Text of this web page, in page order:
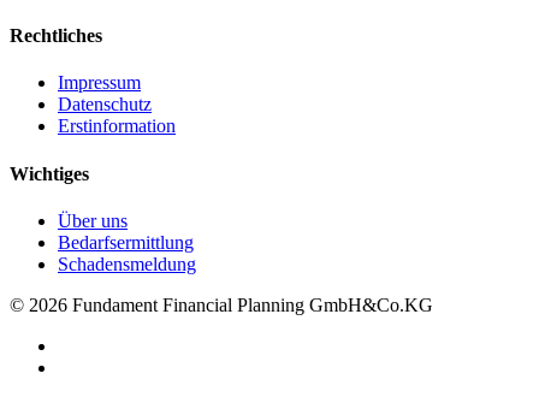
Rechtliches
Impressum
Datenschutz
Erstinformation
Wichtiges
Über uns
Bedarfsermittlung
Schadensmeldung
© 2026 Fundament Financial Planning GmbH&Co.KG